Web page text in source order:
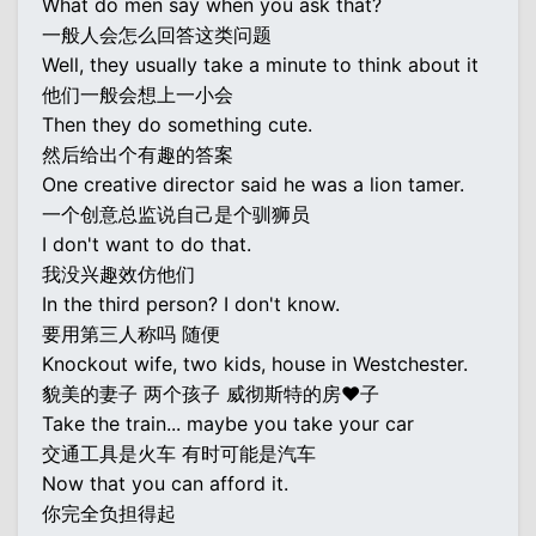
What do men say when you ask that?
一般人会怎么回答这类问题
Well, they usually take a minute to think about it
他们一般会想上一小会
Then they do something cute.
然后给出个有趣的答案
One creative director said he was a lion tamer.
一个创意总监说自己是个驯狮员
I don't want to do that.
我没兴趣效仿他们
In the third person? I don't know.
要用第三人称吗 随便
Knockout wife, two kids, house in Westchester.
貌美的妻子 两个孩子 威彻斯特的房♥子
Take the train... maybe you take your car
交通工具是火车 有时可能是汽车
Now that you can afford it.
你完全负担得起